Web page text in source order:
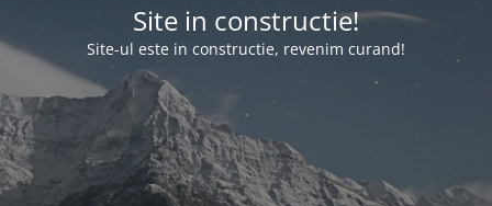
Site in constructie!
Site-ul este in constructie, revenim curand!